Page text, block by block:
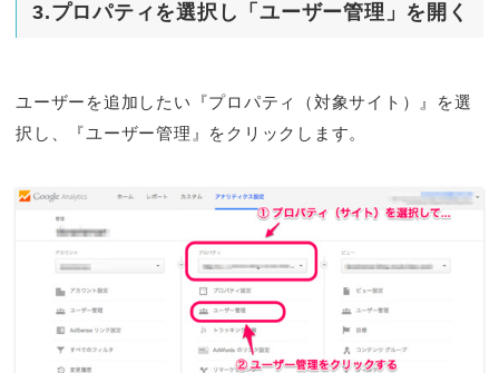
3.プロパティを選択し「ユーザー管理」を開く
ユーザーを追加したい『プロパティ（対象サイト）』を選
択し、『ユーザー管理』をクリックします。